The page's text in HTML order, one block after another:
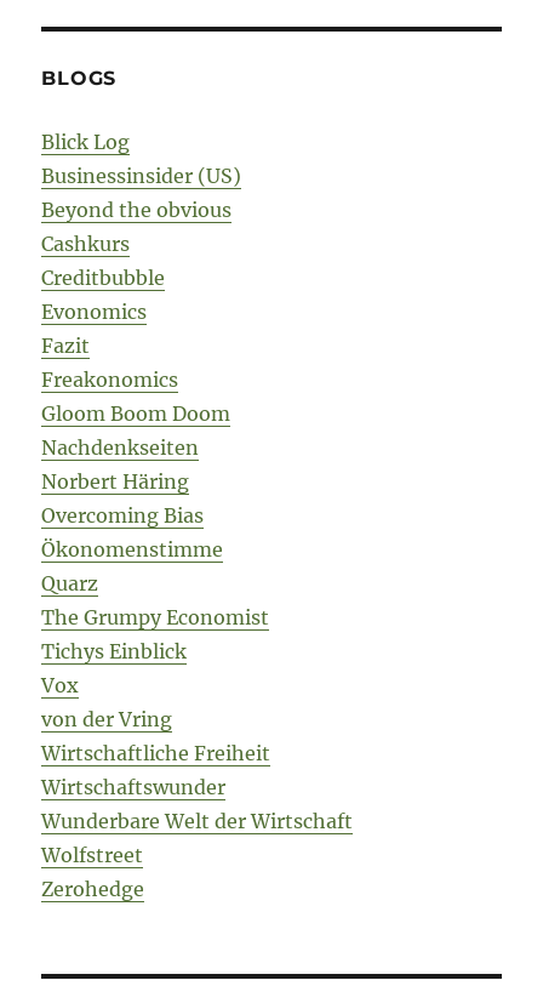
BLOGS
Blick Log
Businessinsider (US)
Beyond the obvious
Cashkurs
Creditbubble
Evonomics
Fazit
Freakonomics
Gloom Boom Doom
Nachdenkseiten
Norbert Häring
Overcoming Bias
Ökonomenstimme
Quarz
The Grumpy Economist
Tichys Einblick
Vox
von der Vring
Wirtschaftliche Freiheit
Wirtschaftswunder
Wunderbare Welt der Wirtschaft
Wolfstreet
Zerohedge